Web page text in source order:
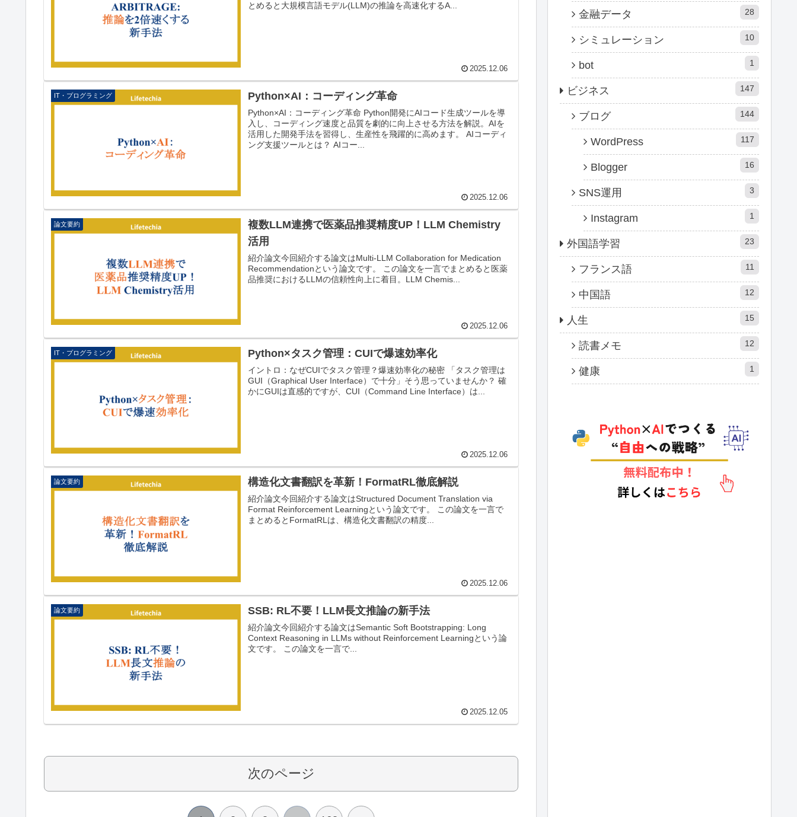
とめると大規模言語モデル(LLM)の推論を高速化するA...
2025.12.06
IT・プログラミング Python×AI：コーディング革命
Python×AI：コーディング革命 Python開発にAIコード生成ツールを導
入し、コーディング速度と品質を劇的に向上させる方法を解説。AIを
活用した開発手法を習得し、生産性を飛躍的に高めます。 AIコーディ
ング支援ツールとは？ AIコー...
2025.12.06
論文要約
複数LLM連携で医薬品推奨精度UP！LLM Chemistry
活用
紹介論文今回紹介する論文はMulti-LLM Collaboration for Medication
Recommendationという論文です。 この論文を一言でまとめると医薬
品推奨におけるLLMの信頼性向上に着目。LLM Chemis...
2025.12.06
IT・プログラミング Python×タスク管理：CUIで爆速効率化
イントロ：なぜCUIでタスク管理？爆速効率化の秘密 「タスク管理は
GUI（Graphical User Interface）で十分」そう思っていませんか？ 確
かにGUIは直感的ですが、CUI（Command Line Interface）は...
2025.12.06
論文要約 構造化文書翻訳を革新！FormatRL徹底解説
紹介論文今回紹介する論文はStructured Document Translation via
Format Reinforcement Learningという論文です。 この論文を一言で
まとめるとFormatRLは、構造化文書翻訳の精度...
2025.12.06
論文要約 SSB: RL不要！LLM長文推論の新手法
紹介論文今回紹介する論文はSemantic Soft Bootstrapping: Long
Context Reasoning in LLMs without Reinforcement Learningという論
文です。 この論文を一言で...
2025.12.05
次のページ
金融データ 28
シミュレーション 10
bot 1
ビジネス 147
ブログ 144
WordPress 117
Blogger 16
SNS運用 3
Instagram 1
外国語学習 23
フランス語 11
中国語 12
人生 15
読書メモ 12
健康 1